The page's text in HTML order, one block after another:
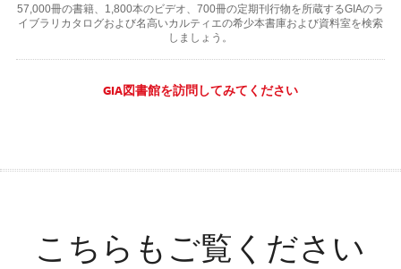
57,000冊の書籍、1,800本のビデオ、700冊の定期刊行物を所蔵するGIAのラ
イブラリカタログおよび名高いカルティエの希少本書庫および資料室を検索
しましょう。
GIA図書館を訪問してみてください
こちらもご覧ください